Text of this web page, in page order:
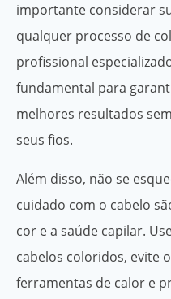
importante considerar
qualquer processo de
profissional
fundamental para
melhores resultados
seus fios.
Além disso, não se
cuidado com o cabelo
cor e a saúde capilar.
cabelos coloridos, evite
ferramentas de calor e